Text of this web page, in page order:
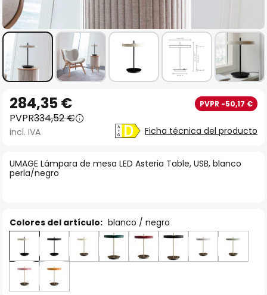
comienzo
de
galería
de
UMAGE Lámpara de mesa LED Asteria Table, USB, blanco
perla/negro
284,35 € PVPR -50,17 €
PVPR334,52 €
incl. IVA Ficha técnica del producto
Colores del artículo: blanco / negro